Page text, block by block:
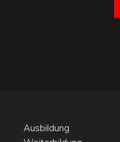
Ausbildung